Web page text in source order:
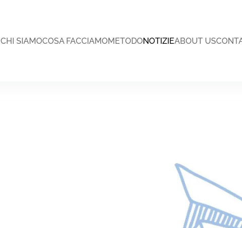
CHI SIAMOCOSA FACCIAMOMETODONOTIZIEABOUT US